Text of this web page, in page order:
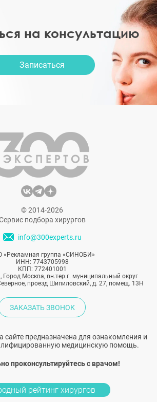
на консультацию
Записаться
© 2014-2026
подбора хирургов
info@300experts.ru
«Рекламная группа «СИНОБИ»
ИНН: 7743705998
КПП: 772401001
Город Москва, вн.тер.г. муниципальный округ
проезд Шипиловский, д. 27, помещ. 13Н
ЗАКАЗАТЬ ЗВОНОК
сайте предназначена для ознакомления и
медицинскую помощь.
проконсультируйтесь с врачом!
рейтинг хирургов